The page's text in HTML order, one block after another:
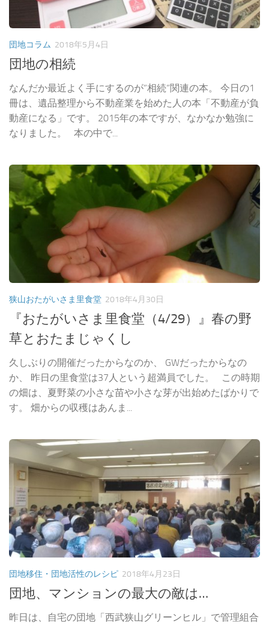
団地コラム 2018年5月4日
団地の相続
なんだか最近よく手にするのが”相続”関連の本。 今日の1
冊は、遺品整理から不動産業を始めた人の本「不動産が負
動産になる」です。 2015年の本ですが、なかなか勉強に
なりました。 本の中で...
狭山おたがいさま里食堂 2018年4月30日
『おたがいさま里食堂（4/29）』春の野
草とおたまじゃくし
久しぶりの開催だったからなのか、 GWだったからなの
か、 昨日の里食堂は37人という超満員でした。 この時期
の畑は、夏野菜の小さな苗や小さな芽が出始めたばかりで
す。 畑からの収穫はあんま...
団地移住・団地活性のレシピ 2018年4月23日
団地、マンションの最大の敵は…
昨日は、自宅の団地「西武狭山グリーンヒル」で管理組合